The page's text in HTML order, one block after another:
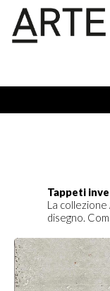
Tappeti
La
disegno.